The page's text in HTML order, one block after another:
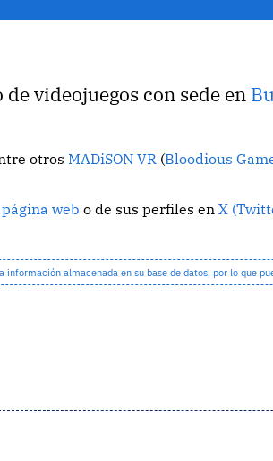
videojuegos con sede en
otrosMADiSON VR (Bloodious
web o de sus perfiles enX
almacenada en su base de datos, por lo que